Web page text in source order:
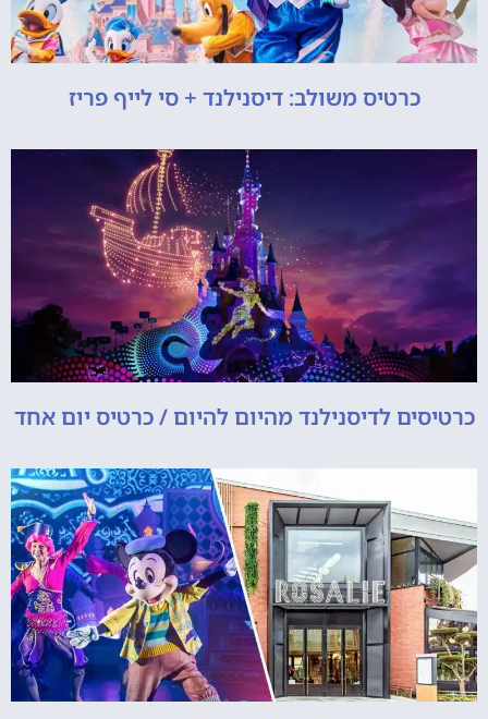
כרטיס משולב: דיסנילנד + סי לייף פריז
כרטיסים לדיסנילנד מהיום להיום / כרטיס יום אחד